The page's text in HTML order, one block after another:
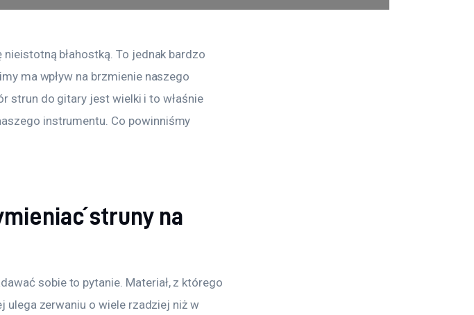
błahostką. To jednak bardzo
ma wpływ na brzmienie naszego
strun do gitary jest wielki i to właśnie
instrumentu. Co powinniśmy
struny na
sobie to pytanie. Materiał, z którego
ulega zerwaniu o wiele rzadziej niż w